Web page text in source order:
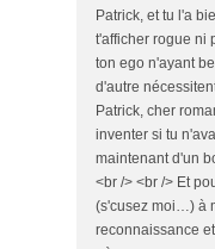
Patrick, et tu l'a
t'afficher rogue ni
ton ego n'ayant
d'autre
Patrick, cher
inventer si tu
maintenant d'un
<br /> <br /> Et
(s'cusez moi…) à
reconnaissance